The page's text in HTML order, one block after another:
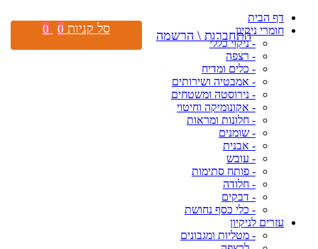
דף הבית
חומרי ניקיון
- ניקוי כללי
- רצפה
- כלים ומדיח
- אמבטיה ושירותים
- נירוסטה ומשטחים
- אקונומיקה וחיטוי
- חלונות ומראות
- שומנים
- אבנית
- עובש
- פותח סתימות
- חלודה
- דבקים
- כלי כסף נחושת
עזרים לניקיון
- מטליות ומגבונים
התחברות \ הרשמה סל קניות 0
0